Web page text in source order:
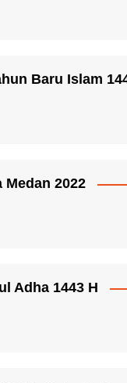
Baru Islam
Medan 2022
Adha 1443 H